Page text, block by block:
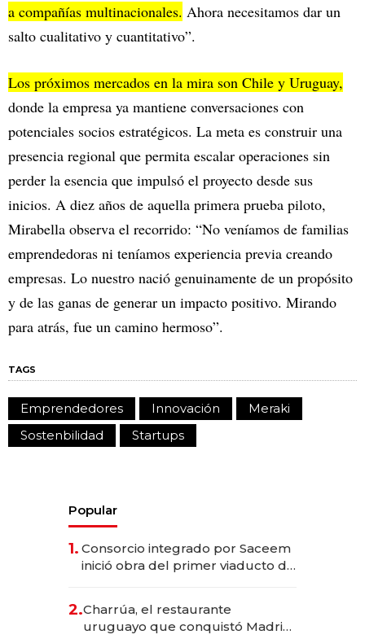
a compañías multinacionales. Ahora necesitamos dar un
salto cualitativo y cuantitativo”.
Los próximos mercados en la mira son Chile y Uruguay,
donde la empresa ya mantiene conversaciones con
potenciales socios estratégicos. La meta es construir una
presencia regional que permita escalar operaciones sin
perder la esencia que impulsó el proyecto desde sus
inicios. A diez años de aquella primera prueba piloto,
Mirabella observa el recorrido: “No veníamos de familias
emprendedoras ni teníamos experiencia previa creando
empresas. Lo nuestro nació genuinamente de un propósito
y de las ganas de generar un impacto positivo. Mirando
para atrás, fue un camino hermoso”.
TAGS
Emprendedores Innovación
Meraki
Sostenbilidad
Startups
Popular
1. Consorcio integrado por Saceem
inició obra del primer viaducto de
millones
2.Charrúa, el restaurante
uruguayo que conquistó Madrid: